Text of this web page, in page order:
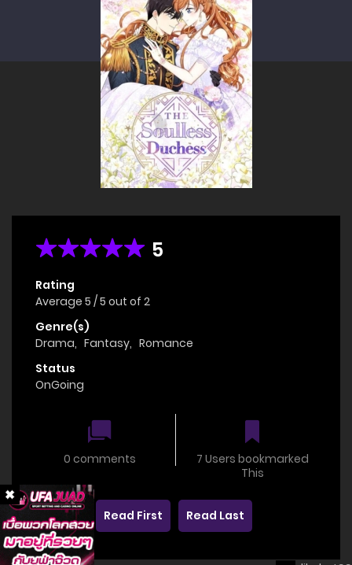
5
Rating
Average 5 /5 out of 2
Genre(s)
Drama, Fantasy, Romance
Status
OnGoing
0 comments
7 Users bookmarked
This
Read First Read Last